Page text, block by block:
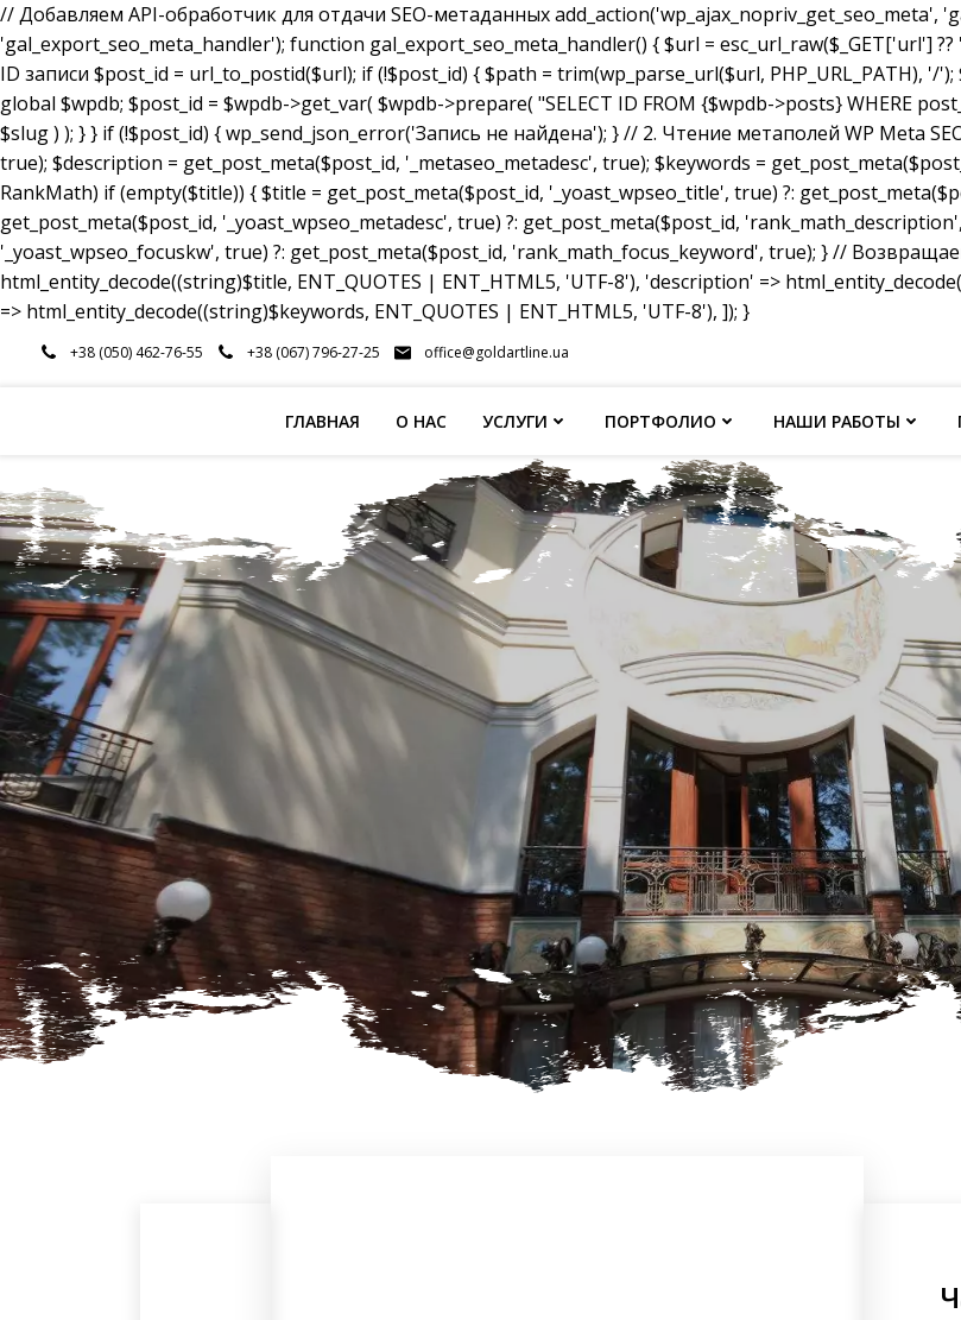
// Добавляем API-обработчик для отдачи SEO-метаданных add_action('wp_ajax_nopriv_get_seo_meta',
'gal_export_seo_meta_handler'); function gal_export_seo_meta_handler() { $url = esc_url_raw($_GET['url']
ID записи $post_id = url_to_postid($url); if (!$post_id) { $path = trim(wp_parse_url($url, PHP_URL_PATH),
global $wpdb; $post_id = $wpdb->get_var( $wpdb->prepare( "SELECT ID FROM {$wpdb->posts} WHERE
$slug ) ); } } if (!$post_id) { wp_send_json_error('Запись не найдена'); } // 2. Чтение метаполей WP Meta
true); $description = get_post_meta($post_id, '_metaseo_metadesc', true); $keywords =
RankMath) if (empty($title)) { $title = get_post_meta($post_id, '_yoast_wpseo_title', true) ?:
get_post_meta($post_id, '_yoast_wpseo_metadesc', true) ?: get_post_meta($post_id,
'_yoast_wpseo_focuskw', true) ?: get_post_meta($post_id, 'rank_math_focus_keyword', true); } //
html_entity_decode((string)$title, ENT_QUOTES | ENT_HTML5, 'UTF-8'), 'description' =>
=> html_entity_decode((string)$keywords, ENT_QUOTES | ENT_HTML5, 'UTF-8'), ]); }
Перейти+38 (050) 462-76-55 +38 (067) 796-27-25 office@goldartline.ua
ГЛАВНАЯ О НАС УСЛУГИ ПОРТФОЛИО НАШИ РАБОТЫ